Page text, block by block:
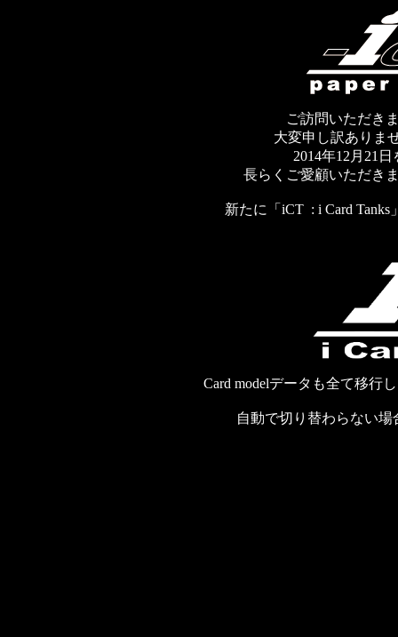
ご訪問いただき
大変申し訳ありま
2014年12月21
長らくご愛顧いただき
新たに「iCT : i Card
Card modelデータも全て移行
自動で切り替わらない場